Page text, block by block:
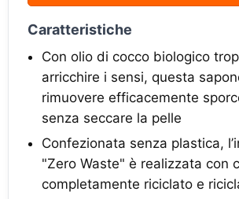
Caratteristiche
Con olio di cocco biologico
arricchire i sensi, questa
rimuovere efficacemente
senza seccare la pelle
Confezionata senza plastica,
"Zero Waste" è realizzata con
completamente riciclato e